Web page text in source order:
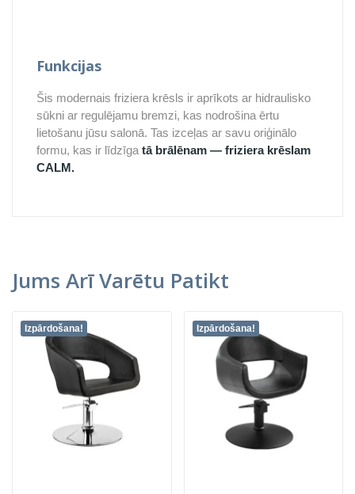
Funkcijas
Šis modernais friziera krēsls ir aprīkots ar hidraulisko
sūkni ar regulējamu bremzi, kas nodrošina ērtu
lietošanu jūsu salonā. Tas izceļas ar savu oriģinālo
formu, kas ir līdzīga tā brālēnam — friziera krēslam
CALM.
Jums Arī Varētu Patikt
Izpārdošana! Izpārdošana!